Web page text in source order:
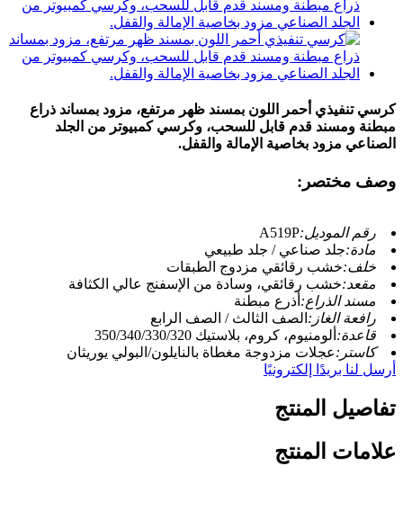
كرسي تنفيذي أحمر اللون بمسند ظهر مرتفع، مزود بمساند ذراع
مبطنة ومسند قدم قابل للسحب، وكرسي كمبيوتر من الجلد
الصناعي مزود بخاصية الإمالة والقفل.
وصف مختصر:
رقم الموديل:A519P
مادة:جلد صناعي / جلد طبيعي
خلف:خشب رقائقي مزدوج الطبقات
مقعد:خشب رقائقي، وسادة من الإسفنج عالي الكثافة
مسند الذراع: أذرع مبطنة
رافعة الغاز: الصف الثالث / الصف الرابع
قاعدة: ألومنيوم، كروم، بلاستيك 350/340/330/320
كاستر:عجلات مزدوجة مغطاة بالنايلون/البولي يوريثان
أرسل لنا بريدًا إلكترونيًا
تفاصيل المنتج
علامات المنتج